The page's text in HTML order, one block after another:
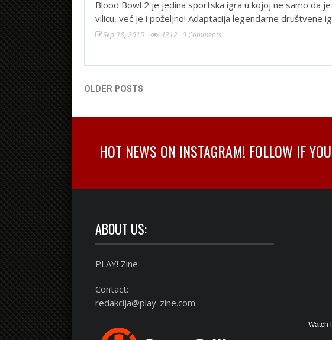
Blood Bowl 2 je jedina sportska igra u kojoj ne samo da
vilicu, već je i poželjno! Adaptacija legendarne društvene
Sep 28, 2015 4212 0 Comments
OLDER POSTS
HOT NEWS ON INSTAGRAM! FOLLOW IF
ABOUT US:
PLAY! Zine
Contact:
redakcija@play-zine.com
Watch